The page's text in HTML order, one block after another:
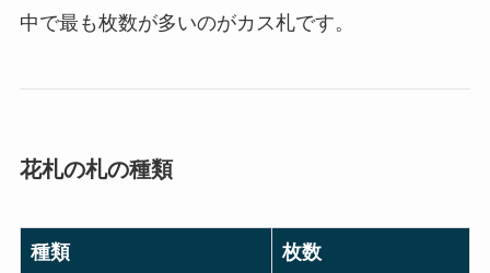
中で最も枚数が多いのがカス札です。
花札の札の種類
種類 枚数